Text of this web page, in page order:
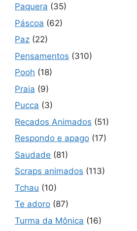
Paquera (35)
Páscoa (62)
Paz (22)
Pensamentos (310)
Pooh (18)
Praia (9)
Pucca (3)
Recados Animados (51)
Respondo e apago (17)
Saudade (81)
Scraps animados (113)
Tchau (10)
Te adoro (87)
Turma da Mônica (16)